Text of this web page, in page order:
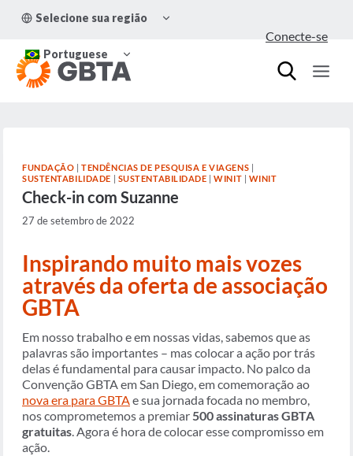
para
Conteúdo
Selecione sua região
MENU
Portuguese
MENU
FILHO
Conecte-se
FUNDAÇÃO |TENDÊNCIAS DE PESQUISA E VIAGENS |
SUSTENTABILIDADE | SUSTENTABILIDADE |WINIT | WINIT
Check-in com Suzanne
27 de setembro de 2022
Inspirando muito mais vozes
através da oferta de associação
GBTA
Em nosso trabalho e em nossas vidas, sabemos que as
palavras são importantes – mas colocar a ação por trás
delas é fundamental para causar impacto. No palco da
Convenção GBTA em San Diego, em comemoração ao
nova era para GBTAe sua jornada focada no membro,
nos comprometemos a premiar500 assinaturas GBTA
gratuitas. Agora é hora de colocar esse compromisso em
ação.